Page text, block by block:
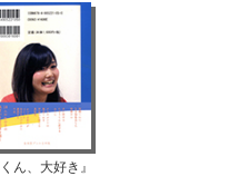
ん、大好き』